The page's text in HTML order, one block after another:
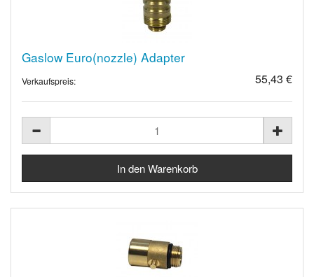
Gaslow Euro(nozzle) Adapter
Verkaufspreis: 55,43 €